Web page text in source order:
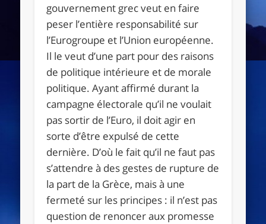
gouvernement grec veut en faire
peser l’entière responsabilité sur
l’Eurogroupe et l’Union européenne.
Il le veut d’une part pour des raisons
de politique intérieure et de morale
politique. Ayant affirmé durant la
campagne électorale qu’il ne voulait
pas sortir de l’Euro, il doit agir en
sorte d’être expulsé de cette
dernière. D’où le fait qu’il ne faut pas
s’attendre à des gestes de rupture de
la part de la Grèce, mais à une
fermeté sur les principes : il n’est pas
question de renoncer aux promesse